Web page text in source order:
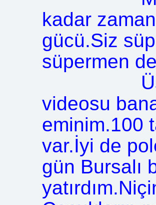
kadar
gücü.Siz
süpermen
Üstte
videosu
eminim.100
var.İyi de
gün Bursalı